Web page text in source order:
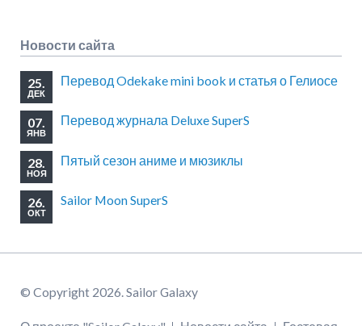
Новости сайта
25.
ДЕК
Перевод Odekake mini book и статья о Гелиосе
07.
ЯНВ
Перевод журнала Deluxe SuperS
28.
НОЯ
Пятый сезон аниме и мюзиклы
26.
ОКТ
Sailor Moon SuperS
© Copyright 2026. Sailor Galaxy